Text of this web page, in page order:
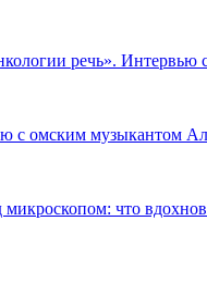
речь». Интервью
с омским музыкантом
что